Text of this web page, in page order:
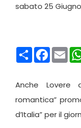
sabato 25 Giugno
Condividi
Anche Lovere
romantica”
d’Italia” per il